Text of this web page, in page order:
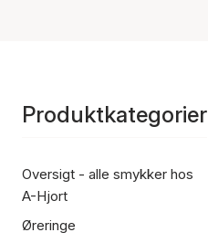
Produktkategorier
Oversigt - alle smykker hos
A-Hjort
Øreringe